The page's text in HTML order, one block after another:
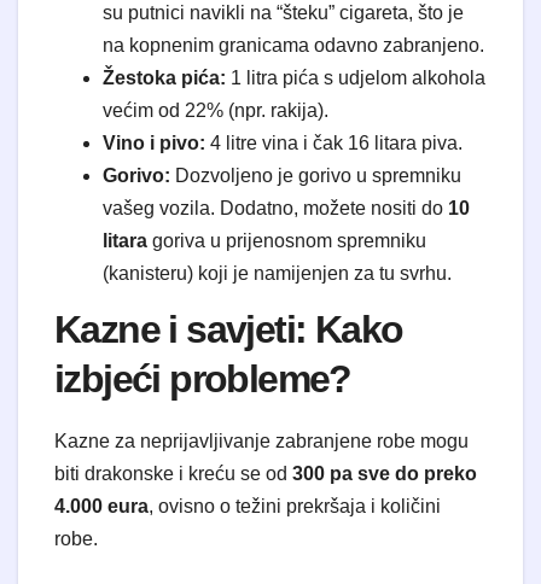
su putnici navikli na “šteku” cigareta, što je
na kopnenim granicama odavno zabranjeno.
Žestoka pića: 1 litra pića s udjelom alkohola
većim od 22% (npr. rakija).
Vino i pivo: 4 litre vina i čak 16 litara piva.
Gorivo: Dozvoljeno je gorivo u spremniku
vašeg vozila. Dodatno, možete nositi do 10
litara goriva u prijenosnom spremniku
(kanisteru) koji je namijenjen za tu svrhu.
Kazne i savjeti: Kako
izbjeći probleme?
Kazne za neprijavljivanje zabranjene robe mogu
biti drakonske i kreću se od 300 pa sve do preko
4.000 eura, ovisno o težini prekršaja i količini
robe.